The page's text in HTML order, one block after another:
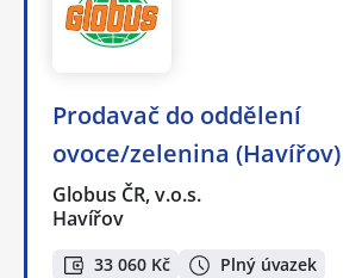
Prodavač do oddělení
ovoce/zelenina (Havířov)
Globus ČR, v.o.s.
Havířov
33 060 Kč Plný úvazek